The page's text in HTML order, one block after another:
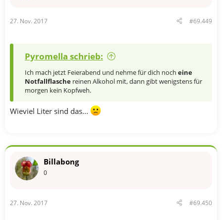
27. Nov. 2017 #69.449
Pyromella schrieb:
Ich mach jetzt Feierabend und nehme für dich noch eine
Notfallflasche reinen Alkohol mit, dann gibt wenigstens für
morgen kein Kopfweh.
Wieviel Liter sind das...
Billabong
0
27. Nov. 2017 #69.450